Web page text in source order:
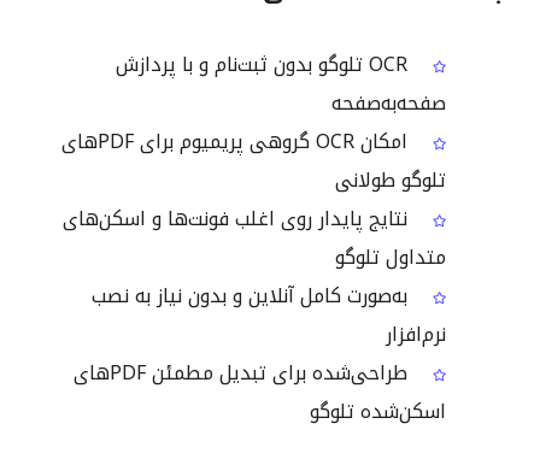
OCR تلوگو بدون ثبت‌نام و با پردازش
صفحه‌به‌صفحه
امکان OCR گروهی پریمیوم برای PDFهای
تلوگو طولانی
نتایج پایدار روی اغلب فونت‌ها و اسکن‌های
متداول تلوگو
به‌صورت کامل آنلاین و بدون نیاز به نصب
نرم‌افزار
طراحی‌شده برای تبدیل مطمئن PDFهای
اسکن‌شده تلوگو